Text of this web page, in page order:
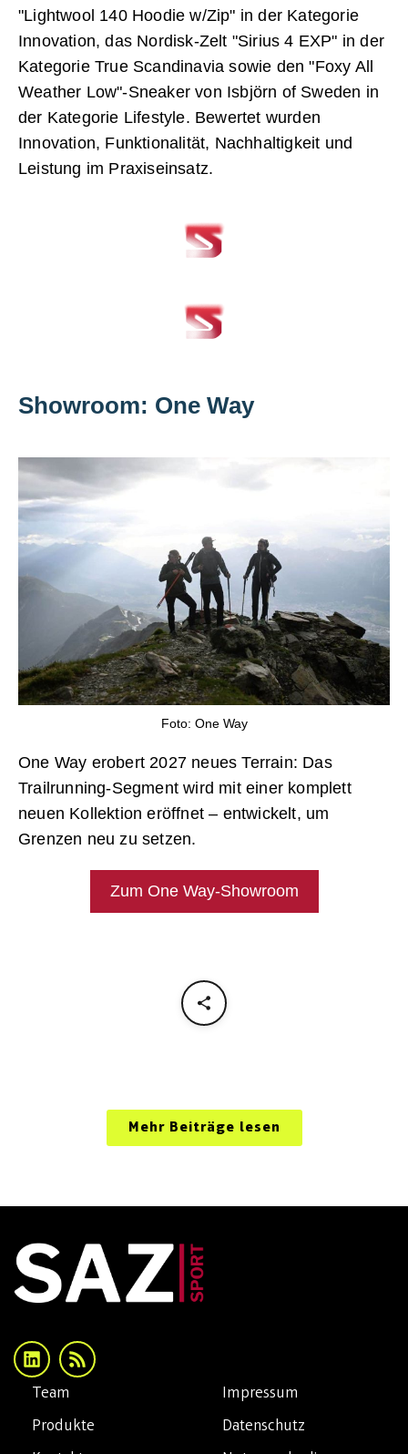
"Lightwool 140 Hoodie w/Zip" in der Kategorie
Innovation, das Nordisk-Zelt "Sirius 4 EXP" in der
Kategorie True Scandinavia sowie den "Foxy All
Weather Low"-Sneaker von Isbjörn of Sweden in
der Kategorie Lifestyle. Bewertet wurden
Innovation, Funktionalität, Nachhaltigkeit und
Leistung im Praxiseinsatz.
Showroom: One Way
Foto: One Way
One Way erobert 2027 neues Terrain: Das
Trailrunning-Segment wird mit einer komplett
neuen Kollektion eröffnet – entwickelt, um
Grenzen neu zu setzen.
Zum One Way-Showroom
Mehr Beiträge lesen
Impressum
Datenschutz
Team
Produkte